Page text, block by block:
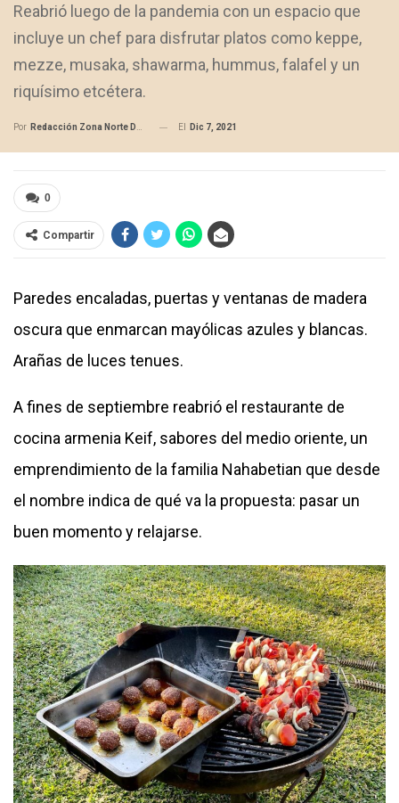
Reabrió luego de la pandemia con un espacio que
incluye un chef para disfrutar platos como keppe,
mezze, musaka, shawarma, hummus, falafel y un
riquísimo etcétera.
Por Redacción Zona Norte Daily El Dic 7, 2021
0
Compartir
Paredes encaladas, puertas y ventanas de madera
oscura que enmarcan mayólicas azules y blancas.
Arañas de luces tenues.
A fines de septiembre reabrió el restaurante de
cocina armenia Keif, sabores del medio oriente, un
emprendimiento de la familia Nahabetian que desde
el nombre indica de qué va la propuesta: pasar un
buen momento y relajarse.